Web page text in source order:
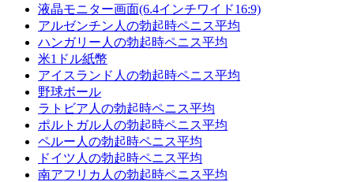
液晶モニター画面(6.4インチワイド16:9)
アルゼンチン人の勃起時ペニス平均
ハンガリー人の勃起時ペニス平均
米1ドル紙幣
アイスランド人の勃起時ペニス平均
野球ボール
ラトビア人の勃起時ペニス平均
ポルトガル人の勃起時ペニス平均
ペルー人の勃起時ペニス平均
ドイツ人の勃起時ペニス平均
南アフリカ人の勃起時ペニス平均